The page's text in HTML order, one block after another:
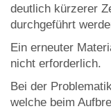
deutlich kürzerer
durchgeführt
Ein erneuter
nicht erforderlich.
Bei der
welche beim